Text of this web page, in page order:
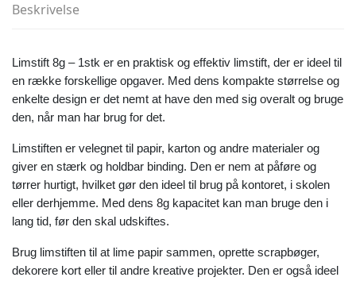
Beskrivelse
Limstift 8g – 1stk er en praktisk og effektiv limstift, der er ideel til
en række forskellige opgaver. Med dens kompakte størrelse og
enkelte design er det nemt at have den med sig overalt og bruge
den, når man har brug for det.
Limstiften er velegnet til papir, karton og andre materialer og
giver en stærk og holdbar binding. Den er nem at påføre og
tørrer hurtigt, hvilket gør den ideel til brug på kontoret, i skolen
eller derhjemme. Med dens 8g kapacitet kan man bruge den i
lang tid, før den skal udskiftes.
Brug limstiften til at lime papir sammen, oprette scrapbøger,
dekorere kort eller til andre kreative projekter. Den er også ideel